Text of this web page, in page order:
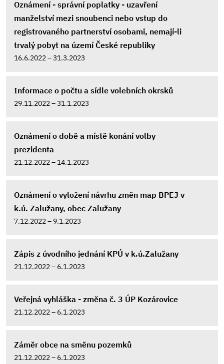
Oznámení - správní poplatky - uzavření
manželství mezi snoubenci nebo vstup do
registrovaného partnerství osobami, nemají-li
trvalý pobyt na území České republiky
16.6.2022 – 31.3.2023
Informace o počtu a sídle volebních okrsků
29.11.2022 – 31.1.2023
Oznámení o době a místě konání volby
prezidenta
21.12.2022 – 14.1.2023
Oznámení o vyložení návrhu změn map BPEJ v
k.ú. Zalužany, obec Zalužany
7.12.2022 – 9.1.2023
Zápis z úvodního jednání KPÚ v k.ú.Zalužany
21.12.2022 – 6.1.2023
Veřejná vyhláška - změna č. 3 ÚP Kozárovice
21.12.2022 – 6.1.2023
Záměr obce na směnu pozemků
21.12.2022 – 6.1.2023